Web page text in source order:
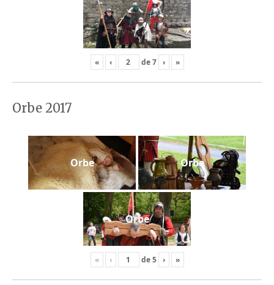
« ‹ de7 › »
Orbe 2017
Orbe Orbe
Orbe
« ‹ de5 › »